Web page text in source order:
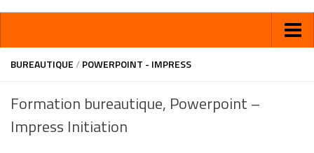
BUREAUTIQUE/POWERPOINT - IMPRESS
Formation bureautique, Powerpoint –
Impress Initiation